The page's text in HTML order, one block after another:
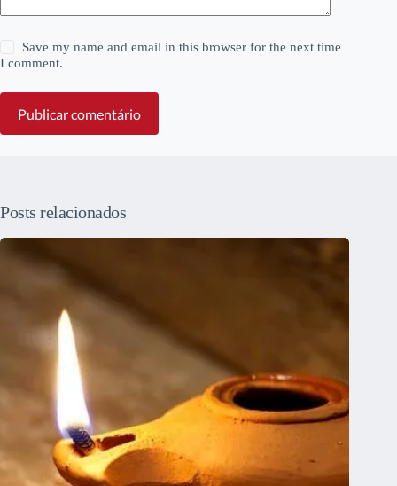
Save my name and email in this browser for the next time
I comment.
Publicar comentário
Posts relacionados